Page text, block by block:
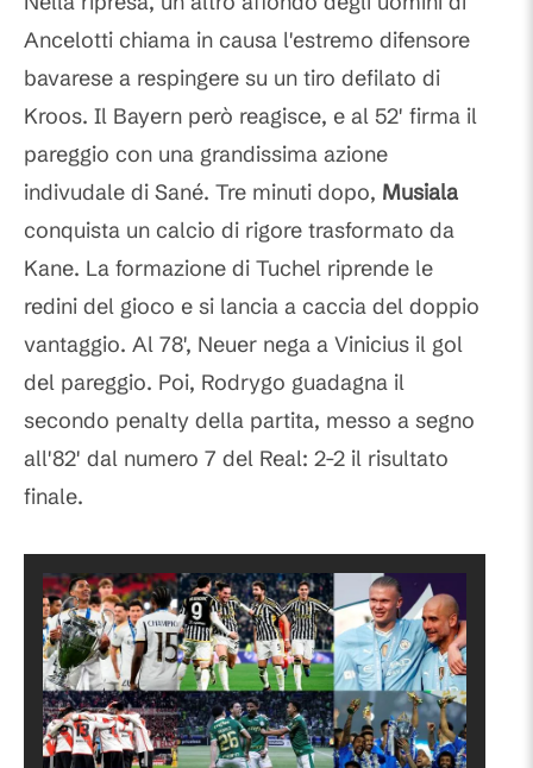
Ancelotti chiama in causa l'estremo difensore
bavarese a respingere su un tiro defilato di
Kroos. Il Bayern però reagisce, e al 52' firma il
pareggio con una grandissima azione
indivudale di Sané. Tre minuti dopo, Musiala
conquista un calcio di rigore trasformato da
Kane. La formazione di Tuchel riprende le
redini del gioco e si lancia a caccia del doppio
vantaggio. Al 78', Neuer nega a Vinicius il gol
del pareggio. Poi, Rodrygo guadagna il
secondo penalty della partita, messo a segno
all'82' dal numero 7 del Real: 2-2 il risultato
finale.